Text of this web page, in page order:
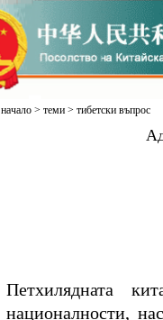
начало> теми> тибетски въпрос
Петхилядната
националности,